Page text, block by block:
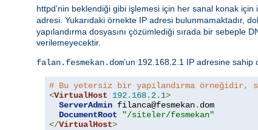
httpd’nin beklendiği gibi işlemesi için her sanal konak için
adresi. Yukarıdaki örnekte IP adresi bulunmamaktadır,
yapılandırma dosyasını çözümlediği sırada bir sebeple
verilemeyecektir.
falan.fesmekan.dom’un 192.168.2.1 IP adresine sahip
# Bu yetersiz bir yapılandırma örneğidir,
<VirtualHost 192.168. 2.1>
ServerAdmin filanca@fesmekan. dom
DocumentRoot
"/siteler/fesmekan"
</VirtualHost>